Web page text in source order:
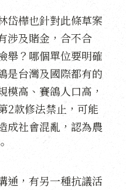
岱樺也針對此條草案
涉及賭金，合不合
舉？哪個單位要明確
是台灣及國際都有的
模高、賽鴿人口高，
2款修法禁止，可能
成社會混亂，認為農
通，有另一種抗議活